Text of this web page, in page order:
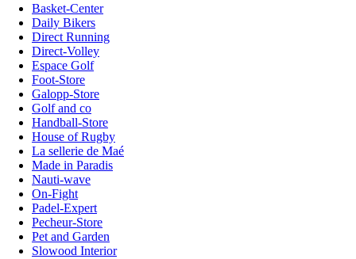
Basket-Center
Daily Bikers
Direct Running
Direct-Volley
Espace Golf
Foot-Store
Galopp-Store
Golf and co
Handball-Store
House of Rugby
La sellerie de Maé
Made in Paradis
Nauti-wave
On-Fight
Padel-Expert
Pecheur-Store
Pet and Garden
Slowood Interior